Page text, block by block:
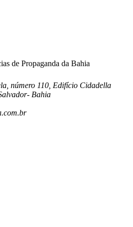
de Propaganda da Bahia
número 110, Edifício Cidadella
Bahia